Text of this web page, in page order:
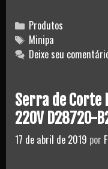
Categories
Produtos
Tags
Minipa
Deixe seu
Serra de Corte
220V D28720-
17 de abril de 2019 por